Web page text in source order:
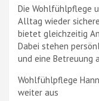
Die Wohlfühlpflege
Alltag wieder
bietet gleichzeitig
Dabei stehen
und eine Betreuung
Wohlfühlpflege
weiter aus